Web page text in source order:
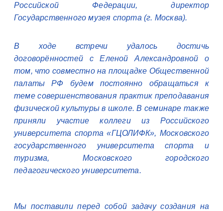
Российской Федерации, директор
Государственного музея спорта (г. Москва).
В ходе встречи удалось достичь
договорённостей с Еленой Александровной о
том, что совместно на площадке Общественной
палаты РФ будем постоянно обращаться к
теме совершенствования практик преподавания
физической культуры в школе. В семинаре также
приняли участие коллеги из Российского
университета спорта «ГЦОЛИФК», Московского
государственного университета спорта и
туризма, Московского городского
педагогического университета.
Мы поставили перед собой задачу создания на